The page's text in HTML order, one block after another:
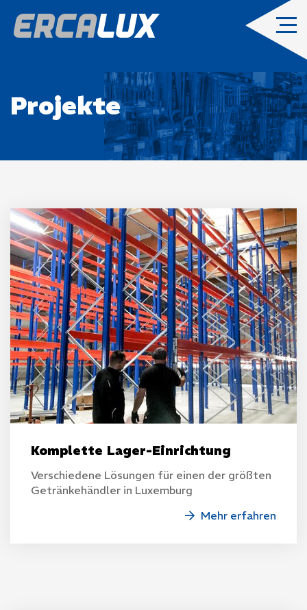
Projekte
Komplette Lager-Einrichtung
Verschiedene Lösungen für einen der größten
Getränkehändler in Luxemburg
Mehr erfahren